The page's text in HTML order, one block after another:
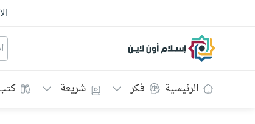
إسلام أون لاين
الرئيسية فكر شريعة